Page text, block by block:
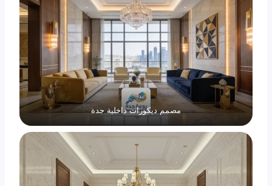
مصمم ديكورات داخلية جدة